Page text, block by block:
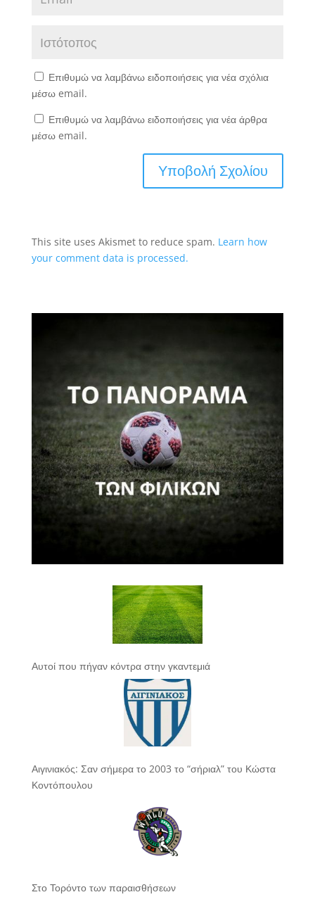
Επιθυμώ να λαμβάνω ειδοποιήσεις για νέα σχόλια
μέσω email.
Επιθυμώ να λαμβάνω ειδοποιήσεις για νέα άρθρα
μέσω email.
This site uses Akismet to reduce spam. Learn how
your comment data is processed.
Αυτοί που πήγαν κόντρα στην γκαντεμιά
Αιγινιακός: Σαν σήμερα το 2003 το “σήριαλ” του Κώστα
Κοντόπουλου
Στο Τορόντο των παραισθήσεων